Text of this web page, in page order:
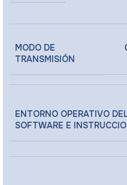
MODO DE
TRANSMISIÓN
ENTORNO OPERATIVO
SOFTWARE E